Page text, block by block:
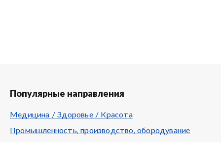
Популярные направления
Медицина / Здоровье / Красота
Промышленность, производство, обородувание